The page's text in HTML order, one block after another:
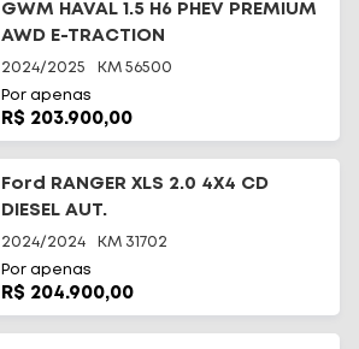
GWM HAVAL 1.5 H6 PHEV PREMIUM
AWD E-TRACTION
2024/2025 KM 56500
Por apenas
R$ 203.900,00
Ford RANGER XLS 2.0 4X4 CD
DIESEL AUT.
2024/2024 KM 31702
Por apenas
R$ 204.900,00